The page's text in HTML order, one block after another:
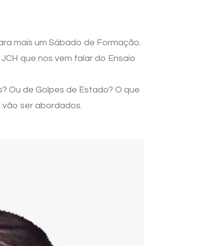
mais um Sábado de Formação.
que nos vem falar do Ensaio
Ou de Golpes de Estado? O que
ser abordados.